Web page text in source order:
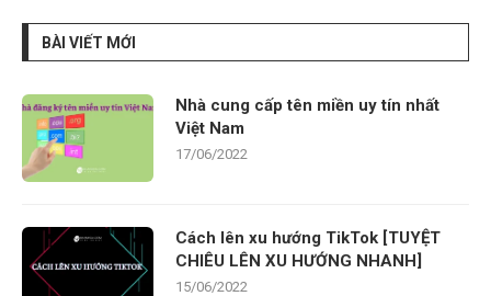
BÀI VIẾT MỚI
Nhà cung cấp tên miền uy tín nhất
Việt Nam
17/06/2022
Cách lên xu hướng TikTok [TUYỆT
CHIÊU LÊN XU HƯỚNG NHANH]
15/06/2022